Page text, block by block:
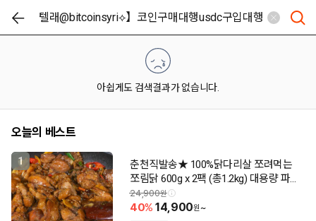
아쉽게도 검색결과가 없습니다.
오늘의 베스트
1
춘천직발송★ 100%닭다리살 쪼려먹는
쪼림닭 600g x 2팩 (총1.2kg) 대용량 파
격특가!!
24,900
40 14,900
~